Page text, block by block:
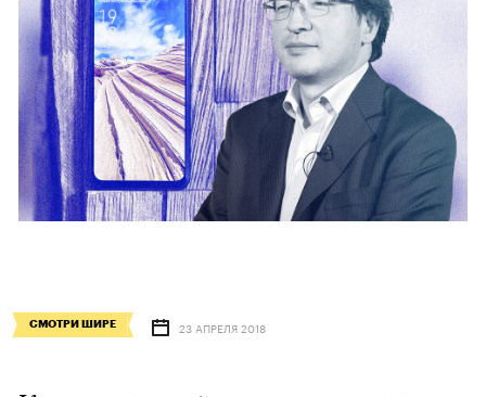
СМОТРИ ШИРЕ 23 АПРЕЛЯ 2018